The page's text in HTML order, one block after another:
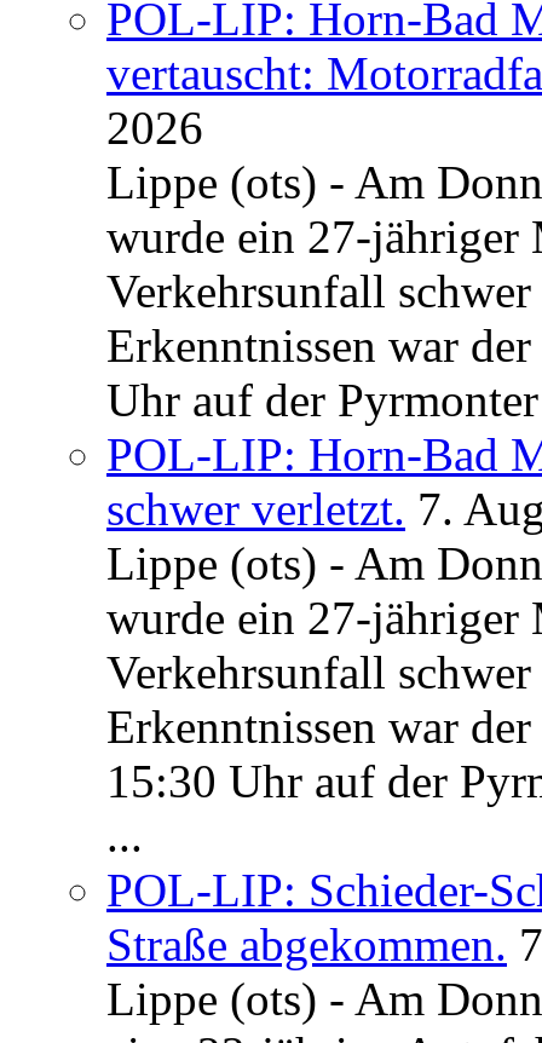
POL-LIP: Horn-Bad
vertauscht:
2026
Lippe (ots) - Am
wurde ein 27-jähriger
Verkehrsunfall
Erkenntnissen war
Uhr auf der
POL-LIP: Horn-Bad
schwer verletzt. 7.
Lippe (ots) - Am
wurde ein 27-jähriger
Verkehrsunfall
Erkenntnissen war
15:30 Uhr auf der
...
POL-LIP: Schieder-
Straße abgekommen.
Lippe (ots) - Am